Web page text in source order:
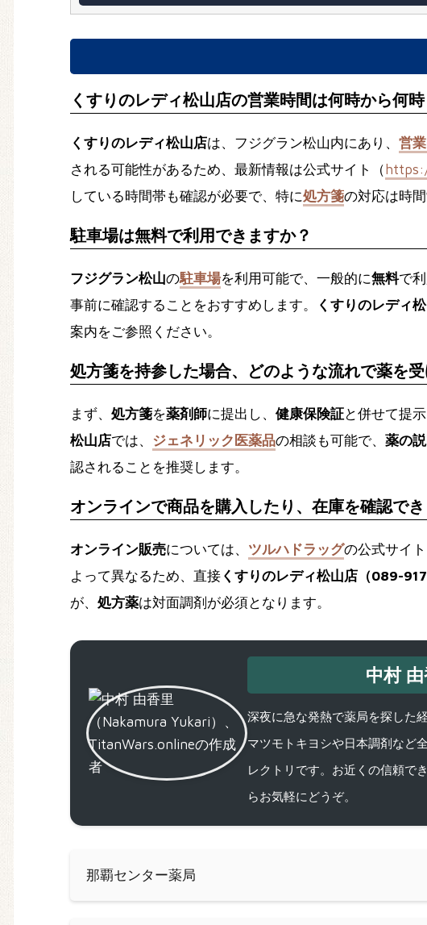
くすりのレディ松山店の営業時間は何時から何
くすりのレディ松山店は、フジグラン松山内にあり、 営
される可能性があるため、最新情報は公式サイト（
している時間帯も確認が必要で、特に処方箋の対応は時
駐車場は無料で利用できますか？
フジグラン松山の駐車場を利用可能で、一般的に無料で
事前に確認することをおすすめします。
くすりのレディ
案内をご参照ください。
処方箋を持参した場合、どのような流れで薬を
まず、 処方箋を薬剤師に提出し、 健康保険証と併せて提
松山店では、 ジェネリック医薬品の相談も可能で、 薬の
認されることを推奨します。
オンラインで商品を購入したり、在庫を確認でき
オンライン販売については、 ツルハドラッグの公式サイ
よって異なるため、直接 くすりのレディ松山店（089-
が、 処方薬は対面調剤が必須となります。
中村
深夜に急な発熱で薬局を探した
マツモトキヨシや日本調剤など
レクトリです。お近くの信頼で
らお気軽にどうぞ。
那覇センター薬局